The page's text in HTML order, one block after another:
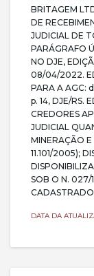
BRITAGEM
DE
JUDICIAL DE
PARÁGRAFO
NO DJE,
08/04/2022.
PARA A AGC:
p. 14, DJE/RS.
CREDORES
JUDICIAL
MINERAÇÃO E
11.101/2005);
SOB O N. 027/
DATA DA